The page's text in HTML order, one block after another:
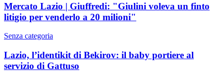
Mercato Lazio | Giuffredi: "Giulini voleva un finto
litigio per venderlo a 20 milioni"
Senza categoria
Lazio, l’identikit di Bekirov: il baby portiere al
servizio di Gattuso